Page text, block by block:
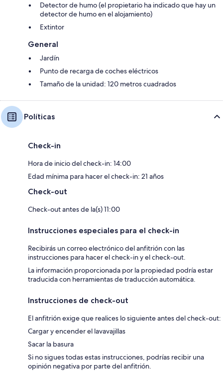
Detector de humo (el propietario ha indicado que hay un
detector de humo en el alojamiento)
Extintor
General
Jardín
Punto de recarga de coches eléctricos
Tamaño de la unidad: 120 metros cuadrados
Políticas
Check-in
Hora de inicio del check-in: 14:00
Edad mínima para hacer el check-in: 21 años
Check-out
Check-out antes de la(s) 11:00
Instrucciones especiales para el check-in
Recibirás un correo electrónico del anfitrión con las
instrucciones para hacer el check-in y el check-out.
La información proporcionada por la propiedad podría estar
traducida con herramientas de traducción automática.
Instrucciones de check-out
El anfitrión exige que realices lo siguiente antes del check-out:
Cargar y encender el lavavajillas
Sacar la basura
Si no sigues todas estas instrucciones, podrías recibir una
opinión negativa por parte del anfitrión.